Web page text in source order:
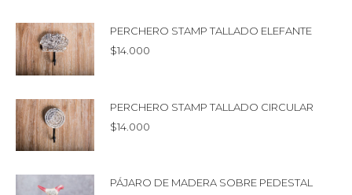
PERCHERO STAMP TALLADO ELEFANTE
$14.000
PERCHERO STAMP TALLADO CIRCULAR
$14.000
PÁJARO DE MADERA SOBRE PEDESTAL